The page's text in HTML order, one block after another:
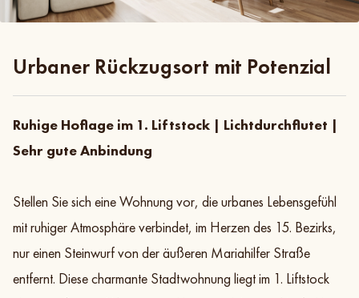
Galerie Exposé Teilen
Zur Objektliste
Urbaner Rückzugsort mit Potenzial
Ruhige Hoflage im 1. Liftstock | Lichtdurchflutet |
Sehr gute Anbindung
Stellen Sie sich eine Wohnung vor, die urbanes Lebensgefühl
mit ruhiger Atmosphäre verbindet, im Herzen des 15. Bezirks,
nur einen Steinwurf von der äußeren Mariahilfer Straße
entfernt. Diese charmante Stadtwohnung liegt im 1. Liftstock